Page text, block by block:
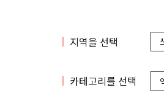
지역을 선택
카테고리를 선택